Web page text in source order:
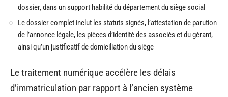
dossier, dans un support habilité du département du siège social
Le dossier complet inclut les statuts signés, l’attestation de parution
de l’annonce légale, les pièces d’identité des associés et du gérant,
ainsi qu’un justificatif de domiciliation du siège
Le traitement numérique accélère les délais
d’immatriculation par rapport à l’ancien système